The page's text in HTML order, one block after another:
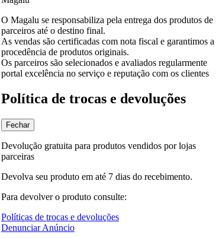
O Magalu se responsabiliza pela entrega dos produtos de
parceiros até o destino final.
As vendas são certificadas com nota fiscal e garantimos a
procedência de produtos originais.
Os parceiros são selecionados e avaliados regularmente
portal excelência no serviço e reputação com os clientes
Política de trocas e devoluções
Fechar
Devolução gratuita para produtos vendidos por lojas
parceiras
Devolva seu produto em até 7 dias do recebimento.
Para devolver o produto consulte:
Políticas de trocas e devoluções
Denunciar Anúncio